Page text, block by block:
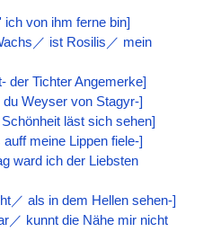
von ihm ferne bin]
／ ist Rosilis／ mein
der Tichter Angemerke]
Weyser von Stagyr-]
läst sich sehen]
meine Lippen fiele-]
ward ich der Liebsten
／ als in dem Hellen sehen-]
／ kunnt die Nähe mir nicht